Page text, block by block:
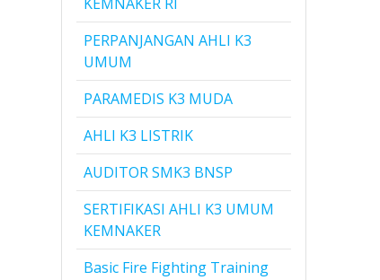
PERPANJANGAN AHLI K3
UMUM
PARAMEDIS K3 MUDA
AHLI K3 LISTRIK
AUDITOR SMK3 BNSP
SERTIFIKASI AHLI K3 UMUM
KEMNAKER
Basic Fire Fighting Training